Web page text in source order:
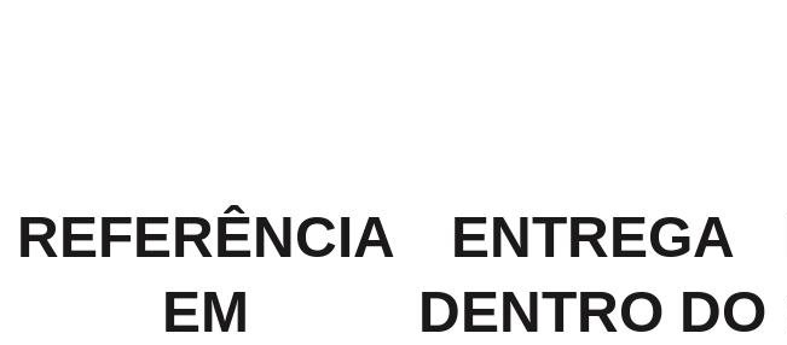
REFERÊNCIA
EM
ENTREGA
DENTRO DO